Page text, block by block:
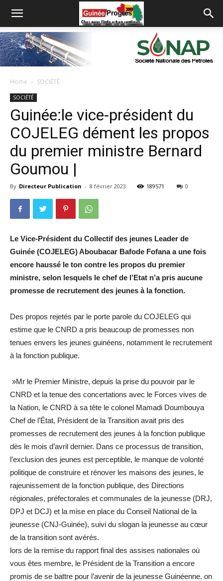
Home SOCIÉTÉ
SOCIÉTÉ
Guinée:le vice-président du
COJELEG dément les propos
du premier ministre Bernard
Goumou |
By Directeur Publication - 8 février 2023 189571 0
Le Vice-Président du Collectif des jeunes Leader de
Guinée (COJELEG) Aboubacar Bafode Fofana a une fois
encore haussé le ton contre les propos du premier
ministre, selon lesquels le chef de l’Etat n’a pris aucune
promesse de recrutement des jeunes à la fonction.
Des propos rejetés par le porte parole du COJELEG qui
estime que le CNRD a pris beaucoup de promesses non
tenues envers les jeunes guinéens, notamment le recrutement
à la fonction publique.
»Mr le Premier Ministre, depuis la prise du pouvoir par le
CNRD et la tenue des concertations avec le Forces vives de
la Nation, le CNRD à sa tête le colonel Mamadi Doumbouya
Chef de l’État, Président de la Transition avait pris des
promesses de recrutement des jeunes à la fonction publique
dès le mois d’avril dernier. Dans ce processus de transition,
l’exclusion des jeunes est perceptible, le manque de volonté
politique de construire et rénover les maisons des jeunes, le
rajeunissement de la fonction publique, des Directions
régionales, préfectorales et communales de la jeunesse (DRJ,
DPJ et DCJ) et la mise en place du Conseil National de la
jeunesse (CNJ-Guinée), suivi du slogan la jeunesse au cœur
de la transition sont avérés.
lors de la remise du rapport final des assises nationales où
vous êtes membre, le Président de la Transition a encore
promis de se battre pour l’avenir de la jeunesse Guinéenne. on